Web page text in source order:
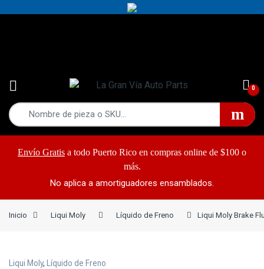
0
Envío Gratis a todo Puerto Rico en compras online de $100 o
más.
No aplica a amortiguadores ensamblados.
Inicio Liqui Moly Líquido de Freno Liqui Moly Brake
Liqui Moly, Líquido de Freno